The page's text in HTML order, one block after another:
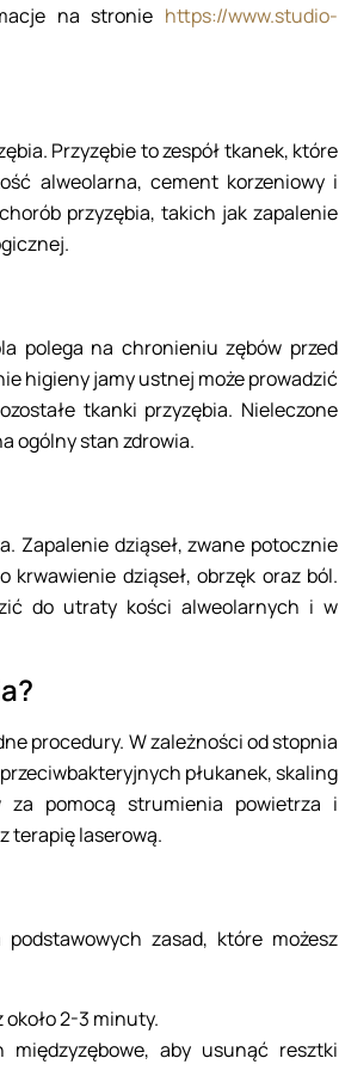
na stronie https://www.studio-
Przyzębie to zespół tkanek, które
alweolarna, cement korzeniowy i
przyzębia, takich jak zapalenie
polega na chronieniu zębów przed
higieny jamy ustnej może prowadzić
tkanki przyzębia. Nieleczone
ogólny stan zdrowia.
Zapalenie dziąseł, zwane potocznie
dziąseł, obrzęk oraz ból.
do utraty kości alweolarnych i w
procedury. W zależności od stopnia
płukanek, skaling
za pomocą strumienia powietrza i
terapię laserową.
zasad, które możesz
2-3 minuty.
aby usunąć resztki